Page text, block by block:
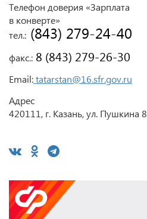
Телефон доверия «Зарплата
в конверте»
тел.: (843) 279-24-40
факс.: 8 (843) 279-26-30
Email:tatarstan@16.sfr.gov.ru
Адрес
420111, г. Казань, ул. Пушкина 8